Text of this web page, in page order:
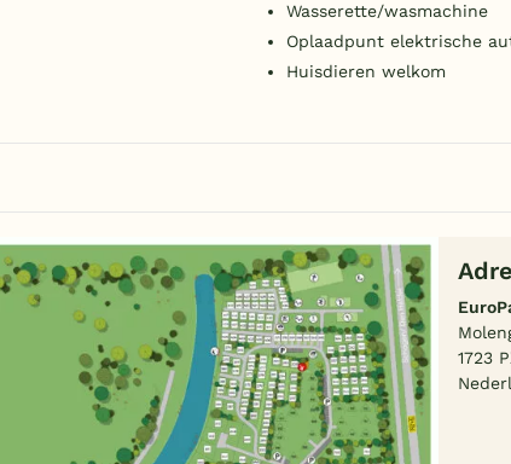
Wasserette/wasmachine
Oplaadpunt elektrische
Huisdieren welkom
1723